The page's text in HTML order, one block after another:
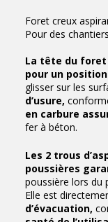
Foret creux
Pour des
La tête du foret
pour un
glisser sur les
d’usure,
en carbure
fer à béton.
Les 2 trous
poussières
poussière lors du
Elle est
d’évacuation,